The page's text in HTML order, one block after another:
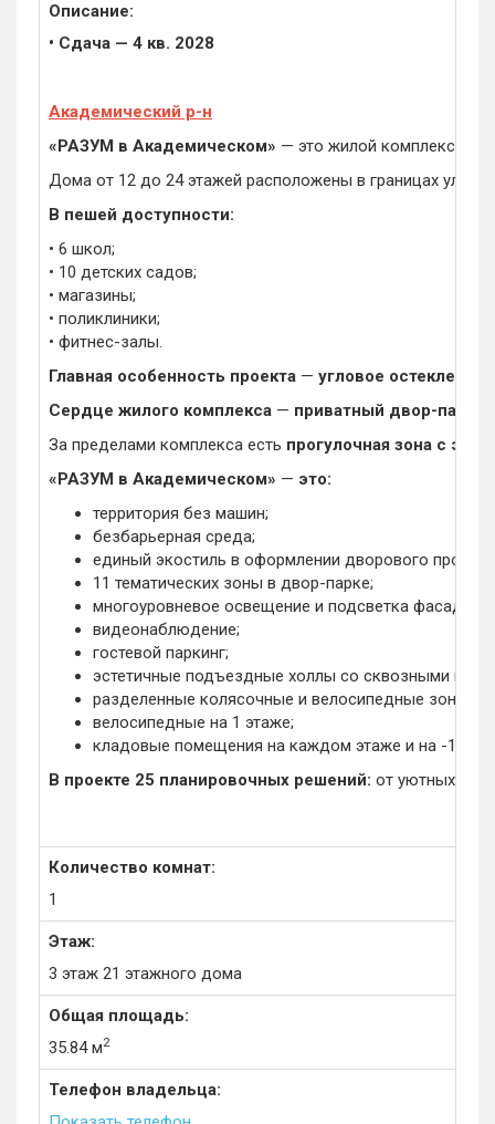
Описание:
• Сдача — 4 кв. 2028
Академический р-н
«РАЗУМ в Академическом» — это жилой комплекс из
Дома от 12 до 24 этажей расположены в границах ул.
В пешей доступности:
• 6 школ;
• 10 детских садов;
• магазины;
• поликлиники;
• фитнес-залы.
Главная особенность проекта — угловое остекление
Сердце жилого комплекса — приватный двор-парк
За пределами комплекса есть прогулочная зона с
«РАЗУМ в Академическом» — это:
территория без машин;
безбарьерная среда;
единый экостиль в оформлении дворового
11 тематических зоны в двор-парке;
многоуровневое освещение и подсветка фасадов;
видеонаблюдение;
гостевой паркинг;
эстетичные подъездные холлы со сквозными
разделенные колясочные и велосипедные зоны;
велосипедные на 1 этаже;
кладовые помещения на каждом этаже и на -1
В проекте 25 планировочных решений: от уютных
Количество комнат:
1
Этаж:
3 этаж 21 этажного дома
Общая площадь:
35.84 м2
Телефон владельца: